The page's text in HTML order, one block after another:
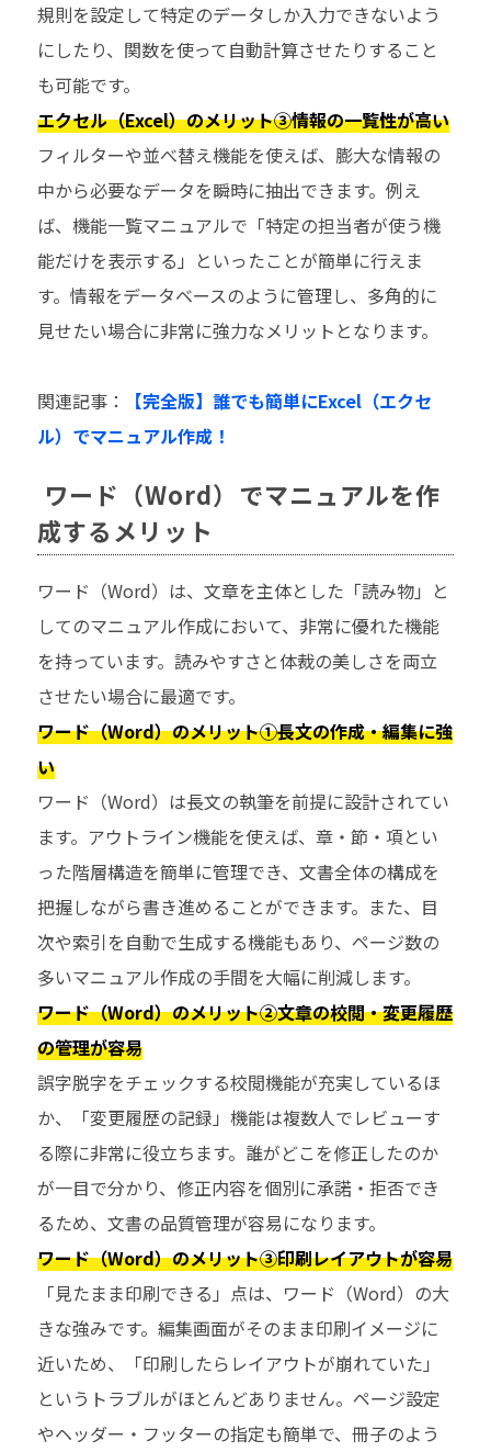
規則を設定して特定のデータしか入力できないよう
にしたり、関数を使って自動計算させたりすること
も可能です。
エクセル（Excel）のメリット③情報の一覧性が高い
フィルターや並べ替え機能を使えば、膨大な情報の
中から必要なデータを瞬時に抽出できます。例え
ば、機能一覧マニュアルで「特定の担当者が使う機
能だけを表示する」といったことが簡単に行えま
す。情報をデータベースのように管理し、多角的に
見せたい場合に非常に強力なメリットとなります。
関連記事：
【完全版】誰でも簡単にExcel（エクセ
ル）でマニュアル作成！
ワード（Word）でマニュアルを作
成するメリット
ワード（Word）は、文章を主体とした「読み物」と
してのマニュアル作成において、非常に優れた機能
を持っています。読みやすさと体裁の美しさを両立
させたい場合に最適です。
ワード（Word）のメリット①長文の作成・編集に強
い
ワード（Word）は長文の執筆を前提に設計されてい
ます。アウトライン機能を使えば、章・節・項とい
った階層構造を簡単に管理でき、文書全体の構成を
把握しながら書き進めることができます。また、目
次や索引を自動で生成する機能もあり、ページ数の
多いマニュアル作成の手間を大幅に削減します。
ワード（Word）のメリット②文章の校閲・変更履歴
の管理が容易
誤字脱字をチェックする校閲機能が充実しているほ
か、「変更履歴の記録」機能は複数人でレビューす
る際に非常に役立ちます。誰がどこを修正したのか
が一目で分かり、修正内容を個別に承諾・拒否でき
るため、文書の品質管理が容易になります。
ワード（Word）のメリット③印刷レイアウトが容易
「見たまま印刷できる」点は、ワード（Word）の大
きな強みです。編集画面がそのまま印刷イメージに
近いため、「印刷したらレイアウトが崩れていた」
というトラブルがほとんどありません。ページ設定
やヘッダー・フッターの指定も簡単で、冊子のよう